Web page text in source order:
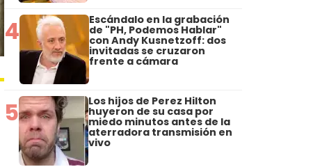
4 Escándalo en la grabación
de "PH, Podemos Hablar"
con Andy Kusnetzoff: dos
invitadas se cruzaron
frente a cámara
5 Los hijos de Perez Hilton
huyeron de su casa por
miedo minutos antes de la
aterradora transmisión en
vivo